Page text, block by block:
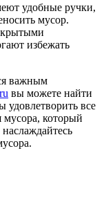
удобные ручки,
мусор.
избежать
важным
вы можете найти
все
который